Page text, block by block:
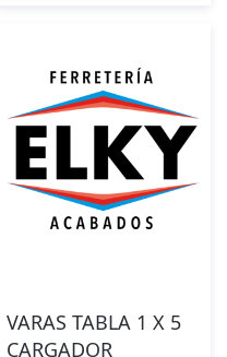
VARAS TABLA 1 X 5
CARGADOR